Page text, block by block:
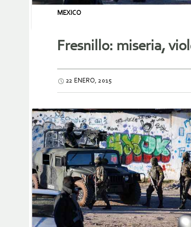
MEXICO
Fresnillo: miseria,
22 ENERO, 2015